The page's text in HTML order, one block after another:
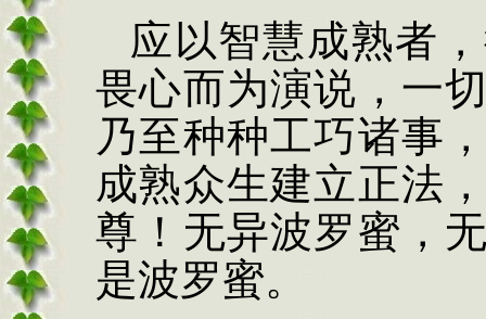
应以智慧成熟者
畏心而为演说，一
乃至种种工巧诸事
成熟众生建立正法
尊！无异波罗蜜，
是波罗蜜。